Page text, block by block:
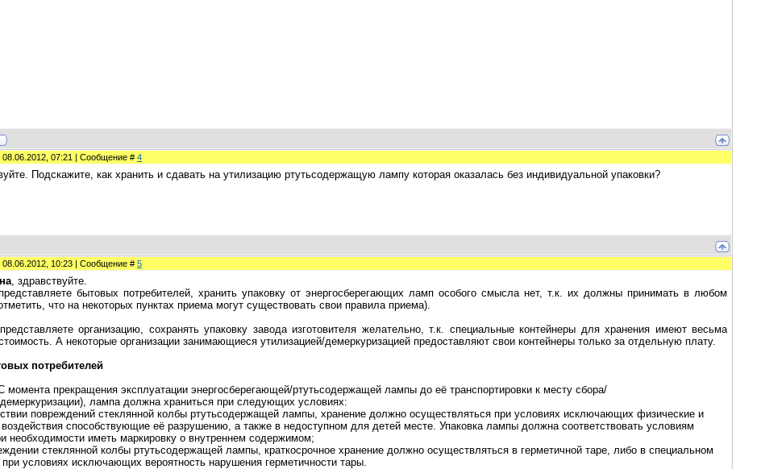
08.06.2012, 07:21 | Сообщение # 4
Подскажите, как хранить и сдавать на утилизацию ртутьсодержащую лампу которая оказалась без индивидуальной упаковки?
08.06.2012, 10:23 | Сообщение # 5
, здравствуйте.
бытовых потребителей, хранить упаковку от энергосберегающих ламп особого смысла нет, т.к. их должны принимать в любом
что на некоторых пунктах приема могут существовать свои правила приема).
организацию, сохранять упаковку завода изготовителя желательно, т.к. специальные контейнеры для хранения имеют весьма
А некоторые организации занимающиеся утилизацией/демеркуризацией предоставляют свои контейнеры только за отдельную плату.
потребителей
момента прекращения эксплуатации энергосберегающей/ртутьсодержащей лампы до её транспортировки к месту сбора/
лампа должна храниться при следующих условиях:
повреждений стеклянной колбы ртутьсодержащей лампы, хранение должно осуществляться при условиях исключающих физические и
способствующие её разрушению, а также в недоступном для детей месте. Упаковка лампы должна соответствовать условиям
необходимости иметь маркировку о внутреннем содержимом;
стеклянной колбы ртутьсодержащей лампы, краткосрочное хранение должно осуществляться в герметичной таре, либо в специальном
при условиях исключающих вероятность нарушения герметичности тары.